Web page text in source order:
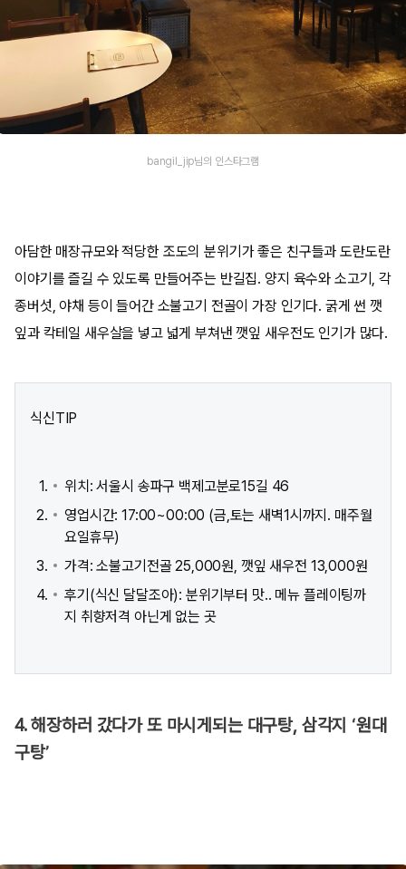
bangil_jip님의 인스타그램
아담한 매장규모와 적당한 조도의 분위기가 좋은 친구들과 도란도란
이야기를 즐길 수 있도록 만들어주는 반길집. 양지 육수와 소고기, 각
종버섯, 야채 등이 들어간 소불고기 전골이 가장 인기다. 굵게 썬 깻
잎과 칵테일 새우살을 넣고 넓게 부쳐낸 깻잎 새우전도 인기가 많다.
식신TIP
위치: 서울시 송파구 백제고분로15길 46
영업시간: 17:00~00:00 (금,토는 새벽1시까지. 매주월
요일휴무)
가격: 소불고기전골 25,000원, 깻잎 새우전 13,000원
후기(식신 달달조아): 분위기부터 맛.. 메뉴 플레이팅까
지 취향저격 아닌게 없는 곳
4. 해장하러 갔다가 또 마시게되는 대구탕, 삼각지 ‘원대
구탕’